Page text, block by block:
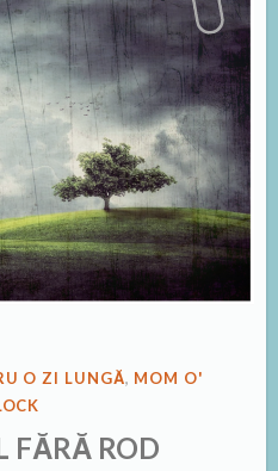
O ZI LUNGĂ, MOM O'
FĂRĂ ROD